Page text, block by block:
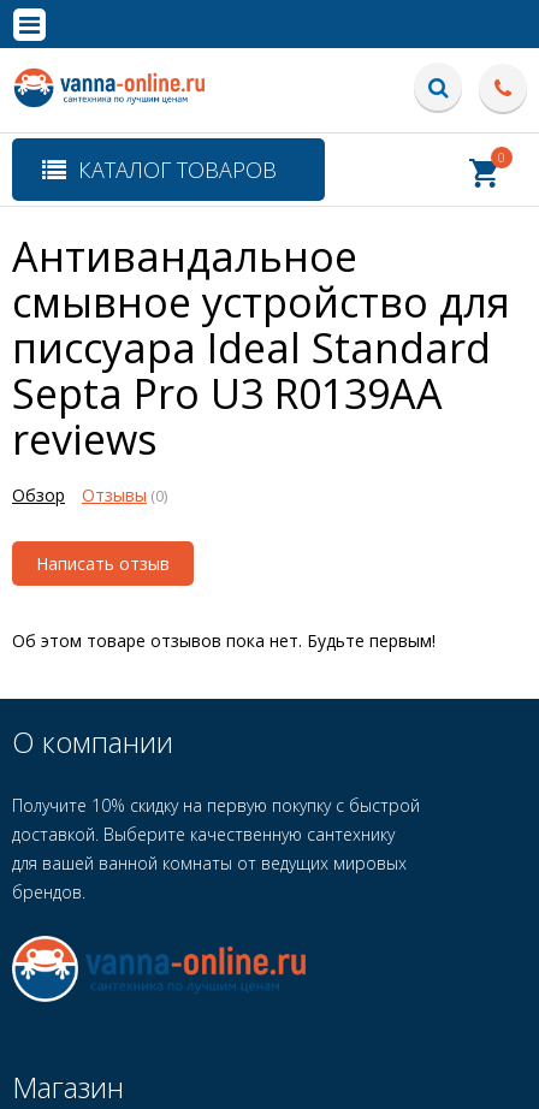
Полная версия сайта
КАТАЛОГ ТОВАРОВ 0
Антивандальное
смывное устройство для
писсуара Ideal Standard
Septa Pro U3 R0139AA
reviews
Обзор Отзывы (0)
Написать отзыв
Об этом товаре отзывов пока нет. Будьте первым!
О компании
Получите 10% скидку на первую покупку с быстрой
доставкой. Выберите качественную сантехнику
для вашей ванной комнаты от ведущих мировых
брендов.
Магазин